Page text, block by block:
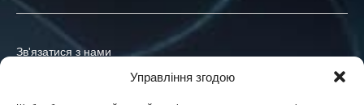
Управління згодою
Зв'язатися з нами